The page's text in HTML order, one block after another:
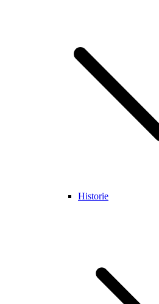
Historie